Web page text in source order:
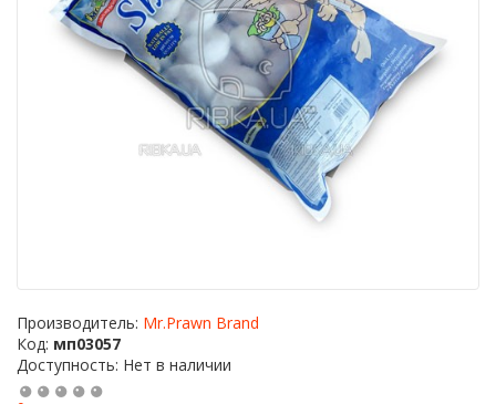
Производитель: Mr.Prawn Brand
Код: мп03057
Доступность: Нет в наличии